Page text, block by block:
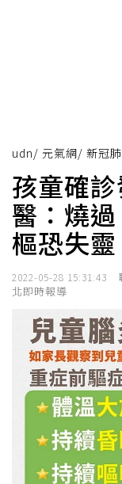
udn/ 元氣網/ 新冠
孩童確
醫：燒
樞恐失靈
2022-05-28 15:31:43
北即時報導